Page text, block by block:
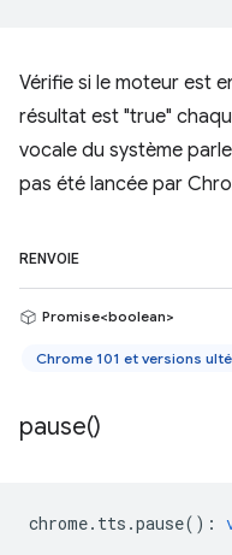
Vérifie si le moteur est
résultat est "true"
vocale du système
pas été lancée par
RENVOIE
Promise<boolean>
Chrome 101 et versions
pause()
chrome. tts .pause() :